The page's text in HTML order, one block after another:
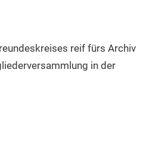
reif fürs Archiv
in der